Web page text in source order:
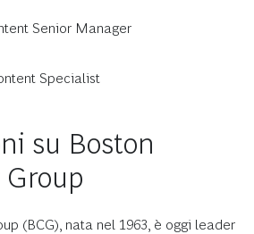
Senior Manager
Specialist
su Boston
(BCG), nata nel 1963, è oggi leader